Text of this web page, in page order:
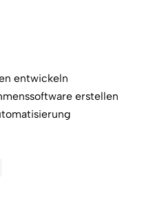
entwickeln
erstellen